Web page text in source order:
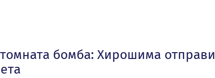
бомба: Хирошима отправи